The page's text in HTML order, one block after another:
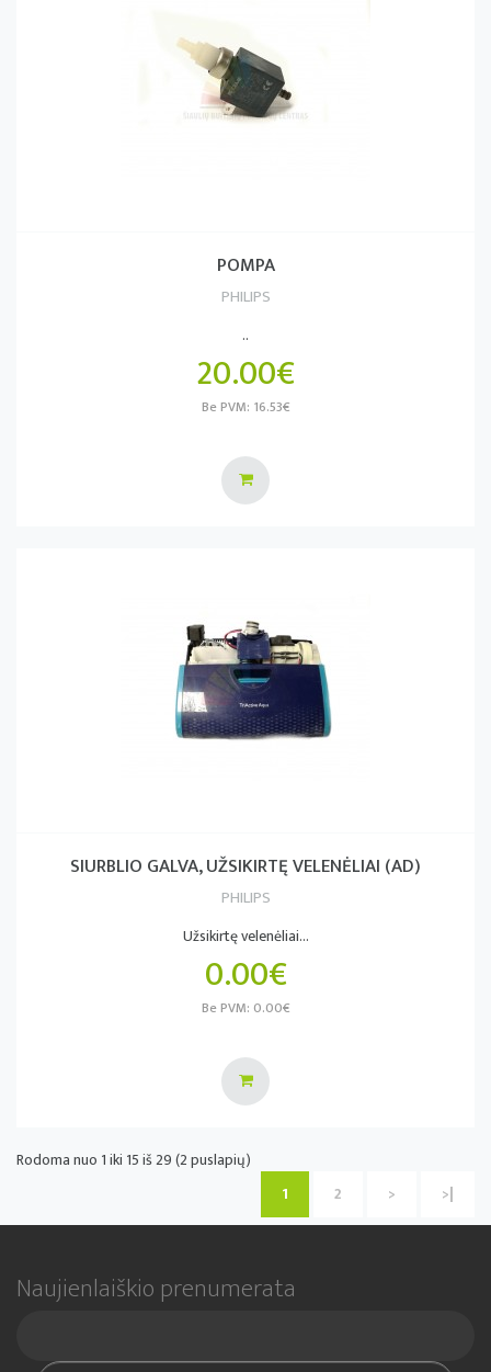
POMPA
PHILIPS
..
20.00€
Be PVM: 16.53€
SIURBLIO GALVA, UŽSIKIRTĘ VELENĖLIAI (AD)
PHILIPS
Užsikirtę velenėliai...
0.00€
Be PVM: 0.00€
Rodoma nuo 1 iki 15 iš 29 (2 puslapių)
1
2 > >|
Naujienlaiškio prenumerata